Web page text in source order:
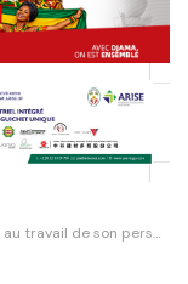
de répondre « efficacement à sa mission » dixit la PA Tsègan